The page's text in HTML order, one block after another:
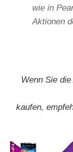
wie in
Aktionen
Wenn Sie
kaufen,